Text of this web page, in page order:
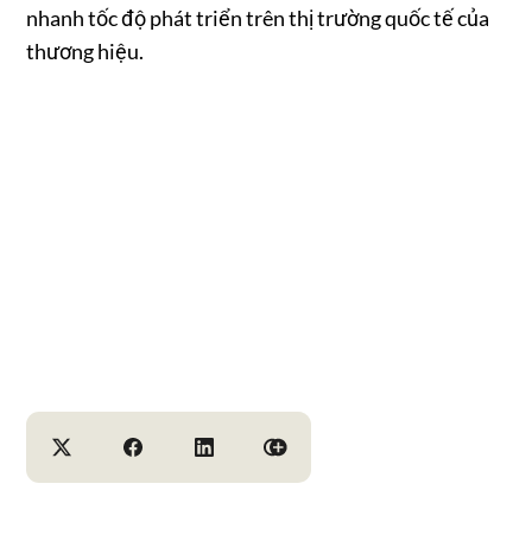
nhanh tốc độ phát triển trên thị trường quốc tế của
thương hiệu.